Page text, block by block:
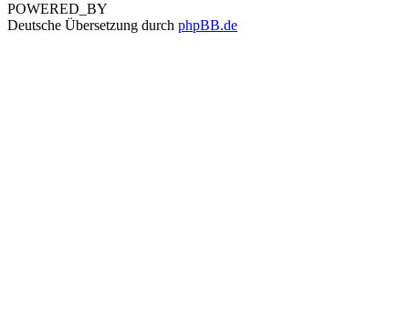
POWERED_BY
Deutsche Übersetzung durch phpBB.de